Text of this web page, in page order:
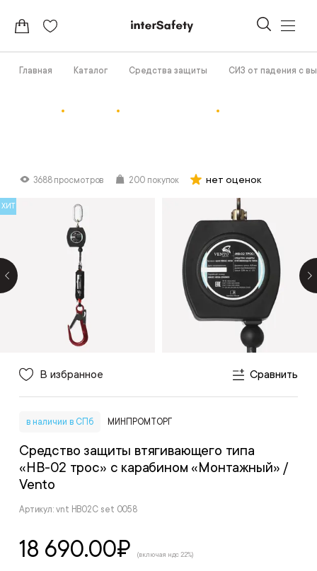
Главная Каталог Средства защиты СИЗ от падения с
3688 просмотров 200 покупок нет оценок
ХИТ
В избранное Сравнить
в наличии в СПб МИНПРОМТОРГ
Средство защиты втягивающего типа
«НВ-02 трос» с карабином «Монтажный» /
Vento
Артикул: vnt HB02C set 0058
18 690.00₽ (включая ндс 22%)